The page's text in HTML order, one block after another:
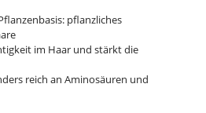
pflanzliches
im Haar und stärkt die
reich an Aminosäuren und